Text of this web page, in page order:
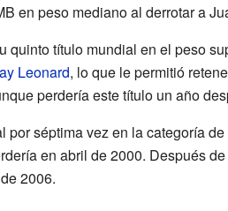
en peso mediano al derrotar a
quinto título mundial en el peso
Leonard, lo que le permitió
perdería este título un año
por séptima vez en la categoría
en abril de 2000. Después
2006.